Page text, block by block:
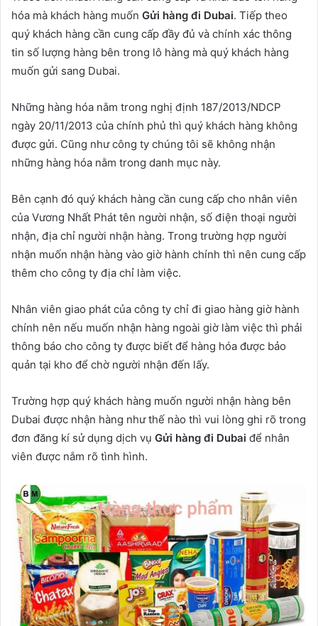
hóa mà khách hàng muốn Gửi hàng đi Dubai. Tiếp theo
quý khách hàng cần cung cấp đầy đủ và chính xác thông
tin số lượng hàng bên trong lô hàng mà quý khách hàng
muốn gửi sang Dubai.
Những hàng hóa nằm trong nghị định 187/2013/NDCP
ngày 20/11/2013 của chính phủ thì quý khách hàng không
được gửi. Cũng như công ty chúng tôi sẽ không nhận
những hàng hóa nằm trong danh mục này.
Bên cạnh đó quý khách hàng cần cung cấp cho nhân viên
của Vương Nhất Phát tên người nhận, số điện thoại người
nhận, địa chỉ người nhận hàng. Trong trường hợp người
nhận muốn nhận hàng vào giờ hành chính thì nên cung cấp
thêm cho công ty địa chỉ làm việc.
Nhân viên giao phát của công ty chỉ đi giao hàng giờ hành
chính nên nếu muốn nhận hàng ngoài giờ làm việc thì phải
thông báo cho công ty được biết để hàng hóa được bảo
quản tại kho để chờ người nhận đến lấy.
Trường hợp quý khách hàng muốn người nhận hàng bên
Dubai được nhận hàng như thế nào thì vui lòng ghi rõ trong
đơn đăng kí sử dụng dịch vụ Gửi hàng đi Dubai để nhân
viên được nắm rõ tình hình.